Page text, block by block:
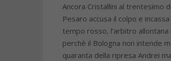
Ancora Cristallini al trentesimo
Pesaro accusa il colpo e
tempo rosso, l’arbitro
perchè il Bologna non intende
quaranta della ripresa Andrei